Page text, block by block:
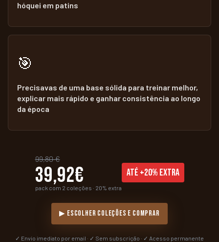
hóquei em patins
🎯
Precisavas de uma base sólida para treinar melhor,
explicar mais rápido e ganhar consistência ao longo
da época
99,80 €
39,92€
pack com 2 coleções · 20% extra
ATÉ +20% EXTRA
▶ ESCOLHER COLEÇÕES E COMPRAR
✓ Envio imediato por email · ✓ Sem subscrição · ✓ Acesso permanente